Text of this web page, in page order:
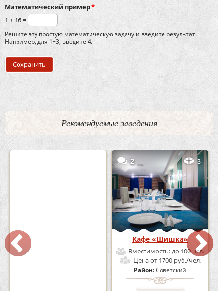
Математический пример*
1 + 16 =
Решите эту простую математическую задачу и введите результат.
Например, для 1+3, введите 4.
Рекомендуемые заведения
Кафе-Бар Бермуды
Вместимость:
2 3
Кафе «Шишка»
Вместимость:до 100 чел.
Ценаот 1700 руб./чел.
Район:Советский